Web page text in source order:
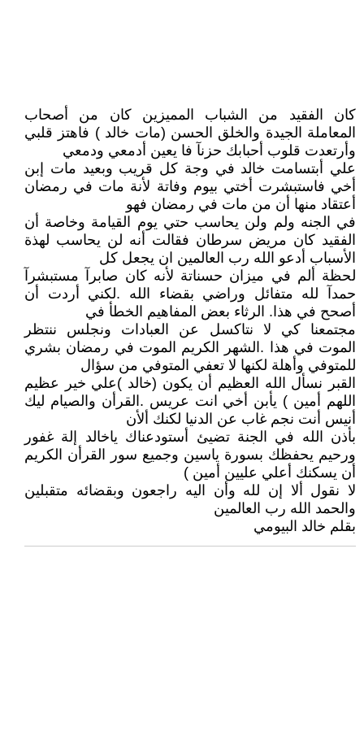
كان الفقيد من الشباب المميزين كان من أصحاب
المعاملة الجيدة والخلق الحسن (مات خالد ) فاهتز قلبي
وأرتعدت قلوب أحبابك حزنآ فا يعين أدمعي ودمعي
علي أبتسامت خالد في وجة كل قريب وبعيد مات إبن
أخي فاستبشرت أختي بيوم وفاتة لأنة مات في رمضان
أعتقاد منها أن من مات في رمضان فهو
في الجنه ولم ولن يحاسب حتي يوم القيامة وخاصة أن
الفقيد كان مريض سرطان فقالت أنه لن يحاسب لهذة
الأسباب أدعو الله رب العالمين ان يجعل كل
لحظة ألم في ميزان حسناتة لأنه كان صابرآ مستبشرآ
حمدآ لله متفائل وراضي بقضاء الله .لكني أردت أن
أصحح في هذا. الرثاء بعض المفاهيم الخطأ في
مجتمعنا كي لا نتاكسل عن العبادات ونجلس ننتظر
الموت في هذا .الشهر الكريم الموت في رمضان بشري
للمتوفي وأهلة لكنها لا تعفي المتوفي من سؤال
القبر نسأل الله العظيم أن يكون (خالد )علي خير عظيم
اللهم أمين ) يأبن أخي انت عريس .القرأن والصيام ليك
أنيس أنت نجم غاب عن الدنيا لكنك ألأن
بأذن الله في الجنة تضيئ أستودعناك ياخالد إلة غفور
ورحيم يحفظك بسورة ياسين وجميع سور القرأن الكريم
أن يسكنك أعلي عليين أمين )
لا نقول ألا إن لله وأن اليه راجعون وبقضائه متقبلين
والحمد الله رب العالمين
بقلم خالد البيومي